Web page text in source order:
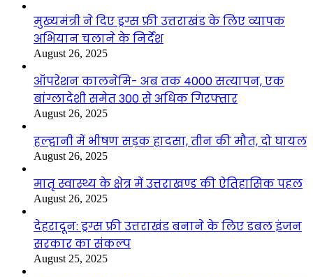
मुख्यमंत्री ने दिए ड्रग्स फ्री उत्तराखंड के लिए व्यापक
अभियान चलाने के निर्देश
August 26, 2025
ऑपरेशन कालनेमि- अब तक 4000 सत्यापन, एक
बांग्लादेशी समेत 300 से अधिक गिरफ्तार
August 26, 2025
हल्द्वानी में भीषण सड़क हादसा, तीन की मौत, दो घायल
August 26, 2025
मातृ स्वास्थ्य के क्षेत्र में उत्तराखण्ड की ऐतिहासिक पहल
August 26, 2025
देहरादून: ड्रग्स फ्री उत्तराखंड बनाने के लिए डबल इंजन
सरकार का संकल्प
August 25, 2025